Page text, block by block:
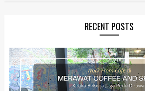
RECENT POSTS